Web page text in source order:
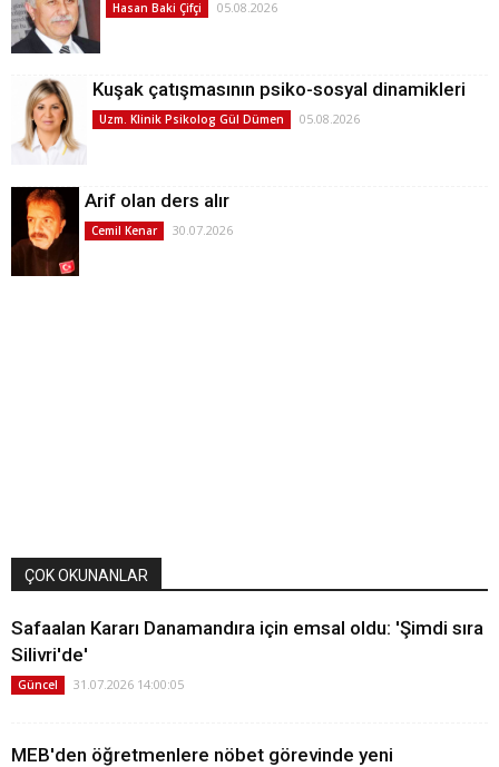
Hasan Baki Çifçi 05.08.2026
Kuşak çatışmasının psiko-sosyal dinamikleri
Uzm. Klinik Psikolog Gül Dümen 05.08.2026
Arif olan ders alır
Cemil Kenar 30.07.2026
ÇOK OKUNANLAR
Safaalan Kararı Danamandıra için emsal oldu: 'Şimdi sıra
Silivri'de'
Güncel 31.07.2026 14:00:05
MEB'den öğretmenlere nöbet görevinde yeni